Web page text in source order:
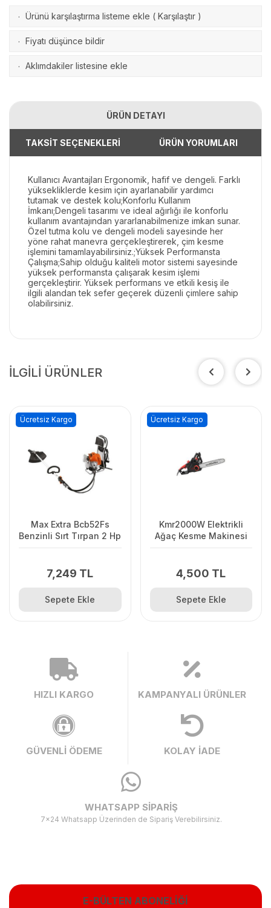
· Ürünü karşılaştırma listeme ekle ( Karşılaştır )
· Fiyatı düşünce bildir
· Aklımdakiler listesine ekle
ÜRÜN DETAYI
TAKSİT SEÇENEKLERİ ÜRÜN YORUMLARI
Kullanıcı Avantajları Ergonomik, hafif ve dengeli. Farklı
yüksekliklerde kesim için ayarlanabilir yardımcı
tutamak ve destek kolu;Konforlu Kullanım
İmkanı;Dengeli tasarımı ve ideal ağırlığı ile konforlu
kullanım avantajından yararlanabilmenize imkan sunar.
Özel tutma kolu ve dengeli modeli sayesinde her
yöne rahat manevra gerçekleştirerek, çim kesme
işlemini tamamlayabilirsiniz.;Yüksek Performansta
Çalışma;Sahip olduğu kaliteli motor sistemi sayesinde
yüksek performansta çalışarak kesim işlemi
gerçekleştirir. Yüksek performans ve etkili kesiş ile
ilgili alandan tek sefer geçerek düzenli çimlere sahip
olabilirsiniz.
İLGİLİ ÜRÜNLER
Max Extra Bcb52Fs
Benzinli Sırt Tırpan 2 Hp
7,249 TL
Ücretsiz Kargo
Sepete Ekle
Kmr2000W Elektrikli
Ağaç Kesme Makinesi
4,500 TL
Ücretsiz Kargo
Sepete Ekle
HIZLI KARGO KAMPANYALI ÜRÜNLER
GÜVENLİ ÖDEME KOLAY İADE
WHATSAPP SİPARİŞ
7x24 Whatsapp Üzerinden de Sipariş Verebilirsiniz.
E-BÜLTEN ABONELİĞİ